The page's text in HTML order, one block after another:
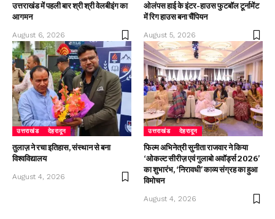
उत्तराखंड में पहली बार श्री श्री वेलबीइंग का
आगमन
August 6, 2026
ओलंपस हाई के इंटर-हाउस फुटबॉल टूर्नामेंट
में रिग हाउस बना चैंपियन
August 5, 2026
उत्तराखंड देहरादून
तुलाज़ ने रचा इतिहास, संस्थान से बना
विश्वविद्यालय
August 4, 2026
उत्तराखंड देहरादून
फिल्म अभिनेत्री सुनीता राजवार ने किया
‘ओकल्ट सीरीज़ एवं गुलाबो अवॉर्ड्स 2026’
का शुभारंभ, ‘निरावधी’ काव्य संग्रह का हुआ
विमोचन
August 4, 2026